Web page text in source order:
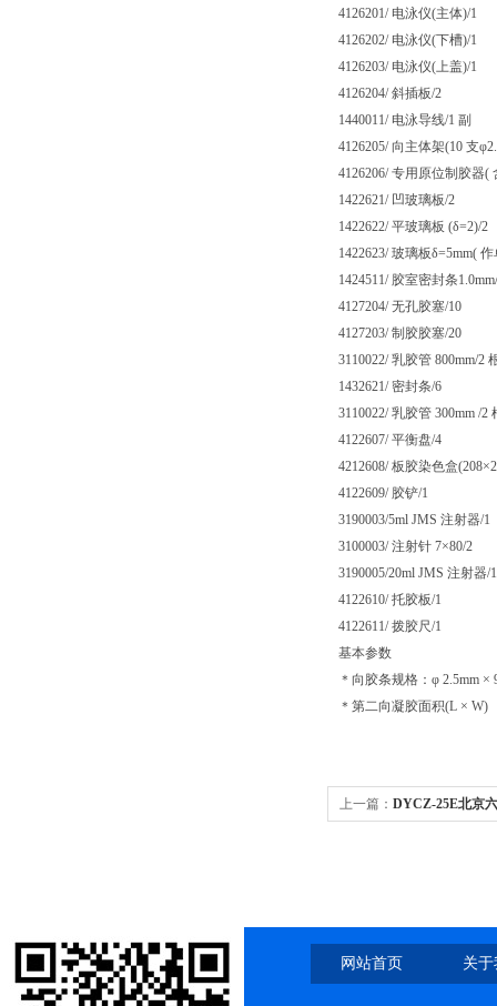
4126201/ 电泳仪(主体)/1
4126202/ 电泳仪(下槽)/1
4126203/ 电泳仪(上盖)/1
4126204/ 斜插板/2
1440011/ 电泳导线/1 副
4126205/ 向主体架(10 支
4126206/ 专用原位制胶器(
1422621/ 凹玻璃板/2
1422622/ 平玻璃板 (δ=2)/2
1422623/ 玻璃板δ=5mm(
1424511/ 胶室密封条
4127204/ 无孔胶塞/10
4127203/ 制胶胶塞/20
3110022/ 乳胶管 800mm/2
1432621/ 密封条/6
3110022/ 乳胶管 300mm /2
4122607/ 平衡盘/4
4212608/ 板胶染色盒
4122609/ 胶铲/1
3190003/5ml JMS 注射器/1
3100003/ 注射针 7×80/2
3190005/20ml JMS 注射器/1
4122610/ 托胶板/1
4122611/ 拨胶尺/1
基本参数
＊向胶条规格：φ 2.5mm ×
＊第二向凝胶面积(L × W)
上一篇： DYCZ-25E北京
网站首页 关